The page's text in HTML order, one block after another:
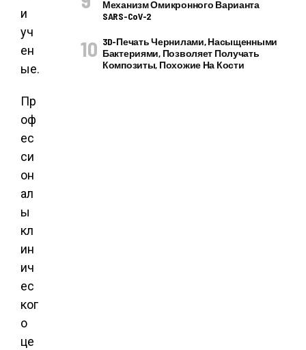
и
уч
ен
ые.
Пр
оф
ес
си
он
ал
ы
кл
ин
ич
ес
ког
о
це
Механизм Омикронного Варианта
SARS-CoV-2
3D-Печать Чернилами, Насыщенными
Бактериями, Позволяет Получать
Композиты, Похожие На Кости